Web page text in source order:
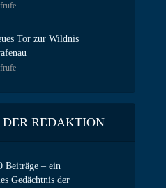
Tor zur Wildnis
REDAKTION
Beiträge – ein
Gedächtnis der